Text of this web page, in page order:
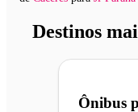
Destinos
Ônibus